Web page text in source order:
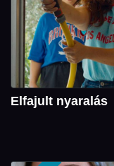
Elfajult nyaralás